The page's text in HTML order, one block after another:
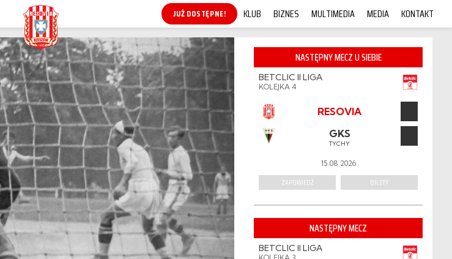
KUP ONLINE! KLUB BIZNES MULTIMEDIA MEDIA KONTAKT
NASTĘPNY MECZ U SIEBIE
BETCLIC II LIGA
KOLEJKA 4
RESOVIA
GKS
TYCHY
15.08.2026
ZAPOWIEDŹ BILETY
NASTĘPNY MECZ
BETCLIC II LIGA